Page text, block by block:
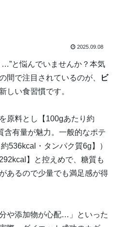
2025.09.08
…”と悩んでいませんか？本気
間で注目されているのが、
ビ
しい食習慣です。
原料とし【100gあたり約
含有量が魅力。一般的なポテ
536kcal・タンパク質6g】）
】と控えめで、糖質も
あるので少量でも満足感が得
や添加物が心配…」といった